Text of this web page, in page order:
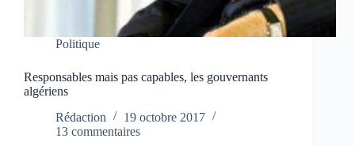
Politique
Responsables mais pas capables, les gouvernants
algériens
Rédaction
19 octobre 2017
13 commentaires